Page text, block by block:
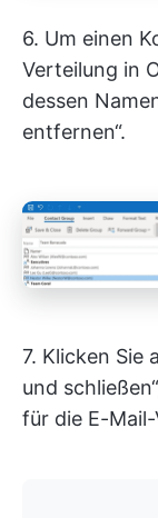
6. Um einen
Verteilung in
dessen
entfernen“.
7. Klicken Sie
und
für die E-